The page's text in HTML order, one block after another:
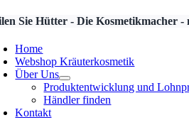
Sie Hütter - Die Kosmetikmacher
Home
Webshop Kräuterkosmetik
Über Uns
Produktentwicklung und
Händler finden
Kontakt